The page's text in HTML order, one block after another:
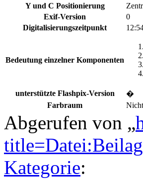
Y und C Positionierung
Exif-Version
0
Digitalisierungszeitpunkt
Bedeutung einzelner Komponenten
unterstützte Flashpix-Version
�
Farbraum
Abgerufen von „
Kategorie: